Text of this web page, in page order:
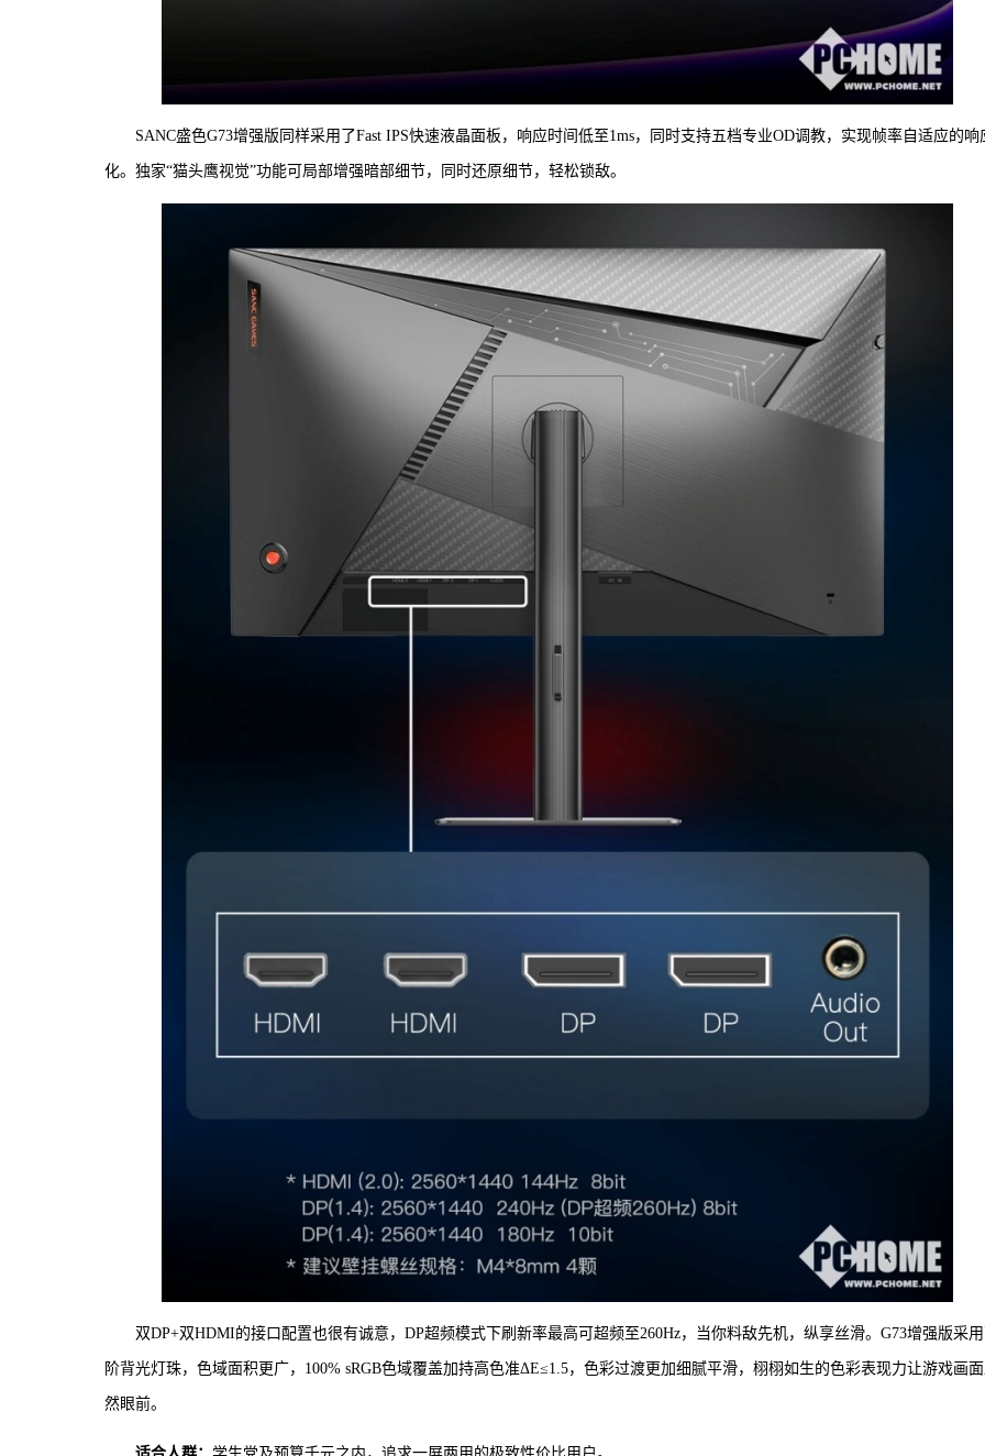
SANC盛色G73增强版同样采用了Fast IPS快速液晶面板，响应时间低至1ms，同时支持五档专业OD调教，实现帧率自适应的响
化。独家“猫头鹰视觉”功能可局部增强暗部细节，同时还原细节，轻松锁敌。
双DP+双HDMI的接口配置也很有诚意，DP超频模式下刷新率最高可超频至260Hz，当你料敌先机，纵享丝滑。G73增强版采
阶背光灯珠，色域面积更广，100% sRGB色域覆盖加持高色准ΔE≤1.5，色彩过渡更加细腻平滑，栩栩如生的色彩表现力让游戏画
然眼前。